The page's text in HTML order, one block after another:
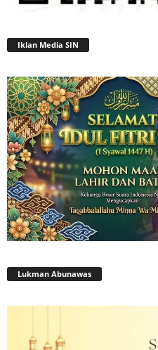
Iklan Media SIN
Lukman Abunawas